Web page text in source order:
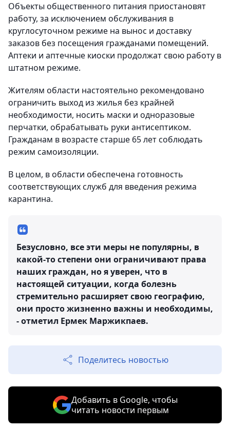
Объекты общественного питания приостановят
работу, за исключением обслуживания в
круглосуточном режиме на вынос и доставку
заказов без посещения гражданами помещений.
Аптеки и аптечные киоски продолжат свою работу в
штатном режиме.
Жителям области настоятельно рекомендовано
ограничить выход из жилья без крайней
необходимости, носить маски и одноразовые
перчатки, обрабатывать руки антисептиком.
Гражданам в возрасте старше 65 лет соблюдать
режим самоизоляции.
В целом, в области обеспечена готовность
соответствующих служб для введения режима
карантина.
Безусловно, все эти меры не популярны, в
какой-то степени они ограничивают права
наших граждан, но я уверен, что в
настоящей ситуации, когда болезнь
стремительно расширяет свою географию,
они просто жизненно важны и необходимы,
- отметил Ермек Маржикпаев.
Поделитесь новостью
Добавить в Google, чтобы
читать новости первым